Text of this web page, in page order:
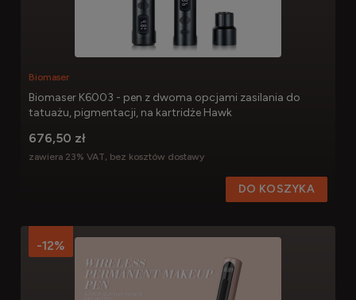
Biomaser K6003 - pen z dwoma opcjami zasilania do
tatuażu, pigmentacji, na kartridże Hawk
Biomaser
676,50 zł
zawiera 23% VAT, bez kosztów dostawy
DO KOSZYKA
-12%